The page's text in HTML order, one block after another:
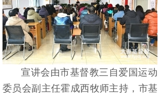
宣讲会由市基督教三自爱国运动
委员会副主任霍成西牧师主持，市基